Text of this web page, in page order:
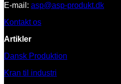
E-mail: asp@asp-produkt.dk
Kontakt os
Artikler
Dansk Produktion
Kran til industri